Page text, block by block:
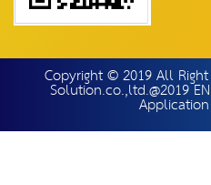
Copyright © 2019 All Right
Solution.co.,ltd.@2019